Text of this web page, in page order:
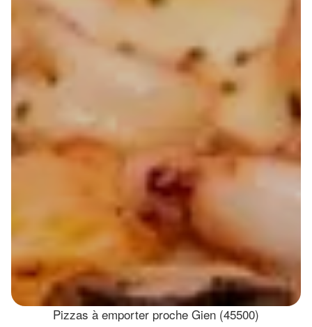
Pizzas à emporter proche Gien (45500)